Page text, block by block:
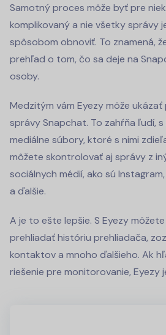
Samotný proces môže byť pre
komplikovaný a nie všetky správy
spôsobom obnoviť. To znamená,
prehľad o tom, čo sa deje na
osoby.
Medzitým vám Eyezy môže
správy Snapchat. To zahŕňa ľudí,
mediálne súbory, ktoré s nimi
môžete skontrolovať aj správy z
sociálnych médií, ako sú
a ďalšie.
A je to ešte lepšie. S Eyezy
prehliadať históriu prehliadača,
kontaktov a mnoho ďalšieho. Ak
riešenie pre monitorovanie, Eyezy